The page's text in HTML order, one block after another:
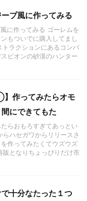
プ風に作ってみる
に作ってみる ゴーレムを
もついでに購入してまし
ラクションにあるコンバ
ピオンの砂漠のハンター
】作ってみたらオモ
にできてもた
らおもろすぎてあっとい
ハセガワからリリースさ
作ってみたくてウズウズ
販となりちょっぴりだけ市
十分なたった１つ